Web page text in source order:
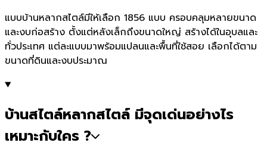
แบบบ้านหลากสไตล์มีให้เลือก 1856 แบบ ครอบคลุมหลายขนาด
และงบก่อสร้าง ตั้งแต่หลังเล็กถึงขนาดใหญ่ สร้างได้ในอุบลและ
ทั่วประเทศ แต่ละแบบมาพร้อมแปลนและพื้นที่ใช้สอย เลือกได้ตาม
ขนาดที่ดินและงบประมาณ
บ้านสไตล์หลากสไตล์ มีจุดเด่นอย่างไร
เหมาะกับใคร ?